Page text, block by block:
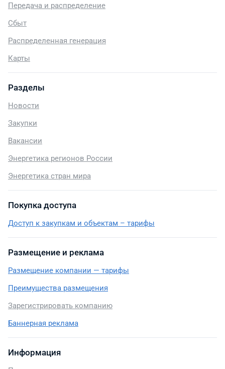
Передача и распределение
Сбыт
Распределенная генерация
Карты
Разделы
Новости
Закупки
Вакансии
Энергетика регионов России
Энергетика стран мира
Покупка доступа
Доступ к закупкам и объектам – тарифы
Размещение и реклама
Размещение компании — тарифы
Преимущества размещения
Зарегистрировать компанию
Баннерная реклама
Информация